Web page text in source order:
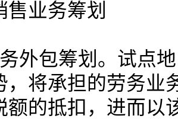
售业务筹划
务外包筹划。试点
，将承担的劳务业
额的抵扣，进而以